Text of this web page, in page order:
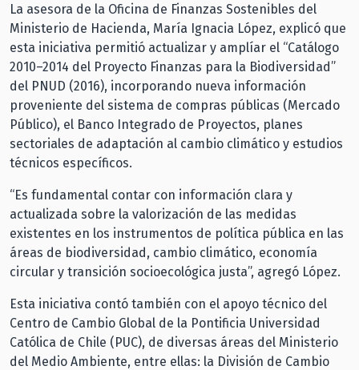
La asesora de la Oficina de Finanzas Sostenibles del
Ministerio de Hacienda, María Ignacia López, explicó que
esta iniciativa permitió actualizar y amplíar el “Catálogo
2010–2014 del Proyecto Finanzas para la Biodiversidad”
del PNUD (2016), incorporando nueva información
proveniente del sistema de compras públicas (Mercado
Público), el Banco Integrado de Proyectos, planes
sectoriales de adaptación al cambio climático y estudios
técnicos específicos.
“Es fundamental contar con información clara y
actualizada sobre la valorización de las medidas
existentes en los instrumentos de política pública en las
áreas de biodiversidad, cambio climático, economía
circular y transición socioecológica justa”, agregó López.
Esta iniciativa contó también con el apoyo técnico del
Centro de Cambio Global de la Pontificia Universidad
Católica de Chile (PUC), de diversas áreas del Ministerio
del Medio Ambiente, entre ellas: la División de Cambio